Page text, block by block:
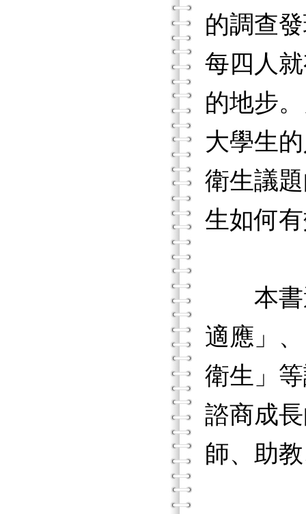
的調查
每四人
的地步
大學生
衛生議
生如何
本書適
適應」
衛生」
諮商成
師、助